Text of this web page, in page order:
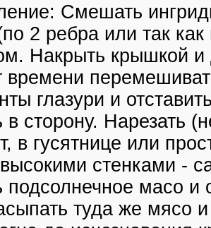
Смешать
2 ребра или так
Накрыть крышкой и
времени
глазури и
в сторону. Нарезать
в гусятнице или
стенками -
подсолнечное масо и
туда же мясо